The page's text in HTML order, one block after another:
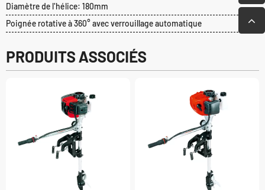
Diamètre de l'hélice: 180mm
Poignée rotative à 360° avec verrouillage automatique
PRODUITS ASSOCIÉS